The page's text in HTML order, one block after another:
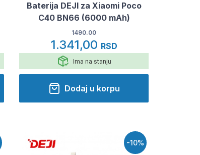
Baterija DEJI za Xiaomi Poco
C40 BN66 (6000 mAh)
1490.00
1.341,00 RSD
Ima na stanju
Dodaj u korpu
-10%